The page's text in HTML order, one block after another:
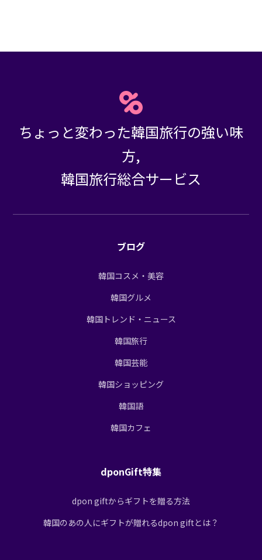
ちょっと変わった韓国旅行の強い味
方,
韓国旅行総合サービス
ブログ
韓国コスメ・美容
韓国グルメ
韓国トレンド・ニュース
韓国旅行
韓国芸能
韓国ショッピング
韓国語
韓国カフェ
dponGift特集
dpon giftからギフトを贈る方法
韓国のあの人にギフトが贈れるdpon giftとは？